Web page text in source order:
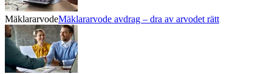
MäklararvodeMäklararvode avdrag – dra av arvodet rätt